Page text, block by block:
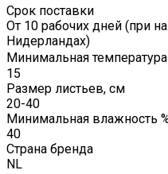
Срок поставки
От 10 рабочих дней (при
Нидерландах)
Минимальная
15
Размер листьев, см
20-40
Минимальная влажность
40
Страна бренда
NL